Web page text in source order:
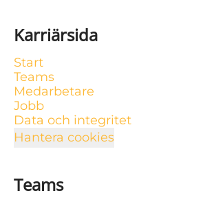
Karriärsida
Start
Teams
Medarbetare
Jobb
Data och integritet
Hantera cookies
Teams